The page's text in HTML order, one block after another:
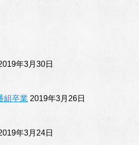
年3月30日
組卒業 2019年3月26日
年3月24日